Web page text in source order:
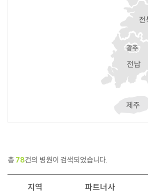
총 78건의 병원이 검색되었습니다.
지역 파트너사